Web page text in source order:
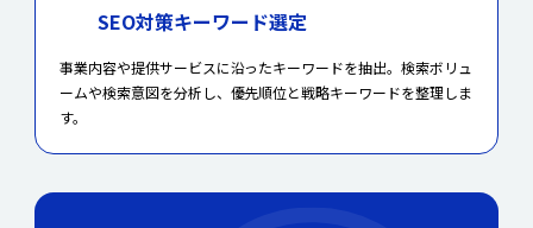
SEO対策キーワード選定
事業内容や提供サービスに沿ったキーワードを抽出。検索ボリュ
ームや検索意図を分析し、優先順位と戦略キーワードを整理しま
す。